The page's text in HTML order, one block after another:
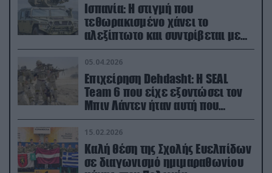
Ισπανία: Η στιγμή που
τεθωρακισμένο χάνει το
αλεξίπτωτο και συντρίβεται με
ορμή στο έδαφος (βίντεο)
05.04.2026
Επιχείρηση Dehdasht: Η SEAL
Team 6 που είχε εξοντώσει τον
Μπιν Λάντεν ήταν αυτή που
διέσωσε τον πιλότο του F-15
15.02.2026
Καλή θέση της Σχολής Ευελπίδων
σε διαγωνισμό ημιμαραθωνίου